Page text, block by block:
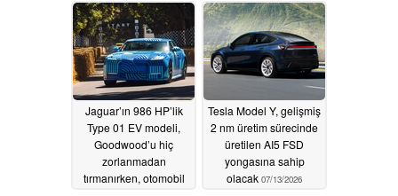
adım daha yaklaştı;
100’den fazla Robotaxi
hizmete hazır07/14/2026
Jaguar’ın 986 HP’lik
Type 01 EV modeli,
Goodwood’u hiç
zorlanmadan
tırmanırken, otomobil
Tesla Model Y, gelişmiş
2 nm üretim sürecinde
üretilen AI5 FSD
yongasına sahip
olacak 07/13/2026